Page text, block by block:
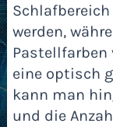
werden,
Pastellfarben
eine optisch
kann man
und die